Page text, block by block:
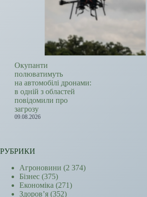
Окупанти
полюватимуть
на автомобілі дронами:
в одній з областей
повідомили про
загрозу
09.08.2026
РУБРИКИ
Агроновини (2 374)
Бізнес (375)
Економіка (271)
Здоров’я (352)